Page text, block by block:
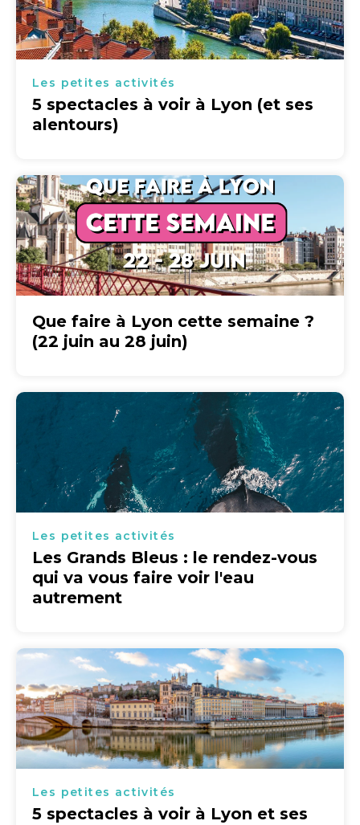
Les petites activités
5 spectacles à voir à Lyon (et ses
alentours)
Que faire à Lyon cette semaine ?
(22 juin au 28 juin)
Les petites activités
Les Grands Bleus : le rendez-vous
qui va vous faire voir l'eau
autrement
Les petites activités
5 spectacles à voir à Lyon et ses